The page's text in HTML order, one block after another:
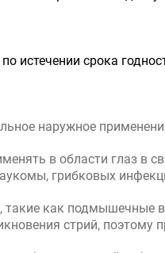
истечении срока
наружное
в области глаз в
грибковых
такие как подмышечные
стрий,